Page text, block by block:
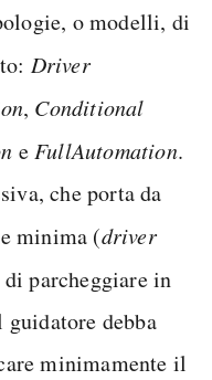
o modelli, di
Driver
, Conditional
eFullAutomation.
che porta da
minima (driver
parcheggiare in
guidatore debba
minimamente il